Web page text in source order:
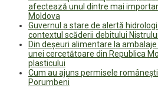
afectează unul dintre mai
Moldova
Guvernul a stare de alertă
contextul scăderii debitului Nistrului
Din deșeuri alimentare la
unei cercetătoare din Republica
plasticului
Cum au ajuns permisele
Porumbeni